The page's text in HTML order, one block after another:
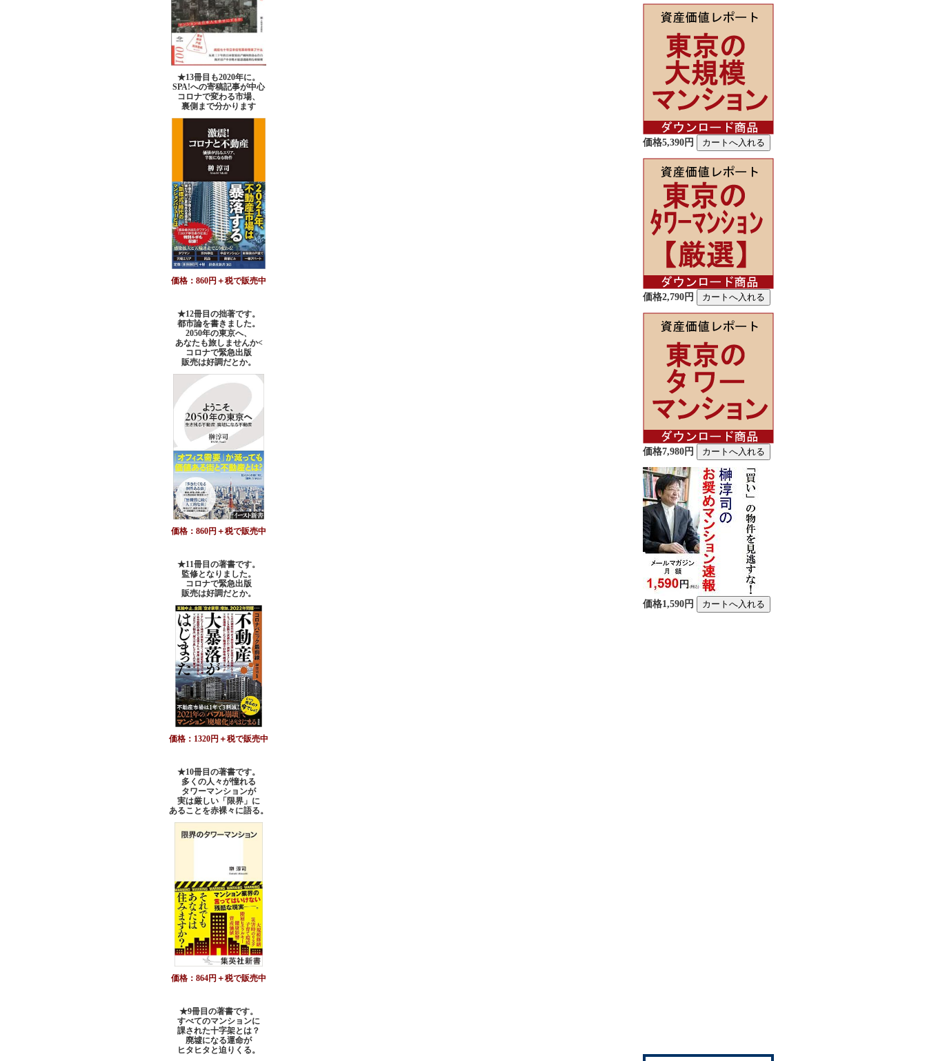
★13冊目も2020年に。
SPA!への寄稿記事が中心
コロナで変わる市場、
裏側まで分かります
価格：860円＋税で販売中
★12冊目の拙著です。
都市論を書きました。
2050年の東京へ、
あなたも旅しませんか<
コロナで緊急出版
販売は好調だとか。
価格：860円＋税で販売中
★11冊目の著書です。
監修となりました。
コロナで緊急出版
販売は好調だとか。
価格：1320円＋税で販売中
★10冊目の著書です。
多くの人々が憧れる
タワーマンションが
実は厳しい「限界」に
あることを赤裸々に語る。
価格：864円＋税で販売中
★9冊目の著書です。
すべてのマンションに
課された十字架とは？
廃墟になる運命が
ヒタヒタと迫りくる。
価格5,390円
価格2,790円
価格7,980円
価格1,590円